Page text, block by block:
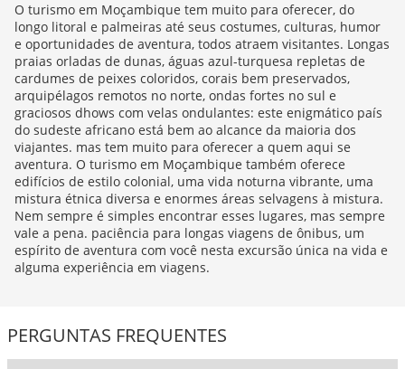
O turismo em Moçambique tem muito para oferecer, do
longo litoral e palmeiras até seus costumes, culturas, humor
e oportunidades de aventura, todos atraem visitantes. Longas
praias orladas de dunas, águas azul-turquesa repletas de
cardumes de peixes coloridos, corais bem preservados,
arquipélagos remotos no norte, ondas fortes no sul e
graciosos dhows com velas ondulantes: este enigmático país
do sudeste africano está bem ao alcance da maioria dos
viajantes. mas tem muito para oferecer a quem aqui se
aventura. O turismo em Moçambique também oferece
edifícios de estilo colonial, uma vida noturna vibrante, uma
mistura étnica diversa e enormes áreas selvagens à mistura.
Nem sempre é simples encontrar esses lugares, mas sempre
vale a pena. paciência para longas viagens de ônibus, um
espírito de aventura com você nesta excursão única na vida e
alguma experiência em viagens.
PERGUNTAS FREQUENTES